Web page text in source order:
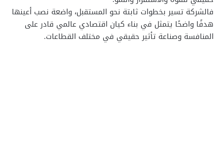
فالشركة تسير بخطوات ثابتة نحو المستقبل، واضعة نصب أعينها
هدفًا واضحًا يتمثل في بناء كيان اقتصادي عالمي قادر على
المنافسة وصناعة تأثير حقيقي في مختلف القطاعات.